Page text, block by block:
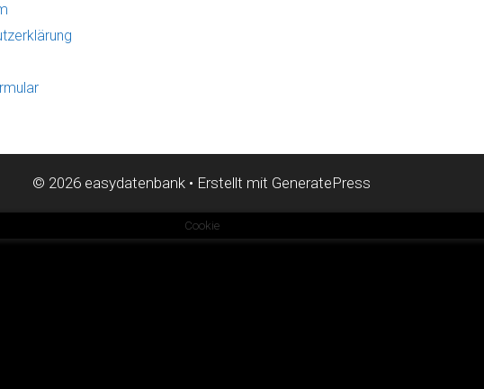
© 2026 easydatenbank • Erstellt mit GeneratePress
Cookie